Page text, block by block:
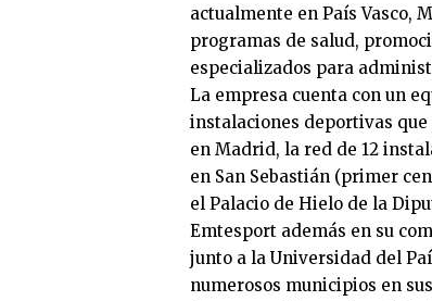
actualmente en País Vasco,
programas de salud,
especializados para
La empresa cuenta con un
instalaciones deportivas
en Madrid, la red de 12
en San Sebastián (primer
el Palacio de Hielo de la
Emtesport además en su
junto a la Universidad del
numerosos municipios en